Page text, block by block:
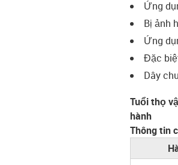
Ứng
Bị ảnh
Ứng
Đặc
Dây
Tuổi thọ
hành
Thông tin